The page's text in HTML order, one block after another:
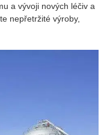
a vývoji nových léčiv a
nepřetržité výroby,